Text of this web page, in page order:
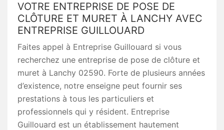
VOTRE ENTREPRISE DE POSE DE
CLÔTURE ET MURET À LANCHY AVEC
ENTREPRISE GUILLOUARD
Faites appel à Entreprise Guillouard si vous
recherchez une entreprise de pose de clôture et
muret à Lanchy 02590. Forte de plusieurs années
d’existence, notre enseigne peut fournir ses
prestations à tous les particuliers et
professionnels qui y résident. Entreprise
Guillouard est un établissement hautement